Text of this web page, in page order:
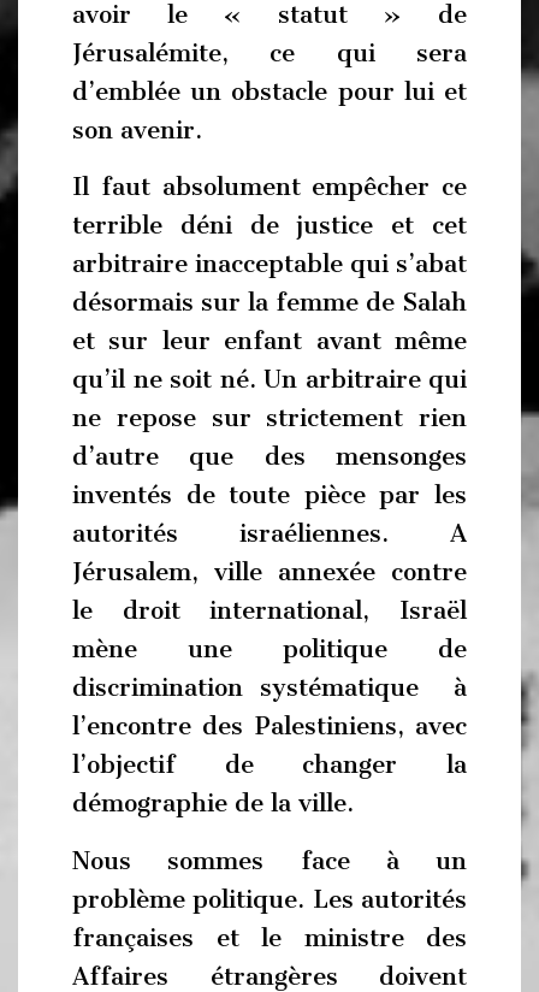
avoir le « statut » de
Jérusalémite, ce qui sera
d’emblée un obstacle pour lui et
son avenir.
Il faut absolument empêcher ce
terrible déni de justice et cet
arbitraire inacceptable qui s’abat
désormais sur la femme de Salah
et sur leur enfant avant même
qu’il ne soit né. Un arbitraire qui
ne repose sur strictement rien
d’autre que des mensonges
inventés de toute pièce par les
autorités israéliennes. A
Jérusalem, ville annexée contre
le droit international, Israël
mène une politique de
discrimination systématique à
l’encontre des Palestiniens, avec
l’objectif de changer la
démographie de la ville.
Nous sommes face à un
problème politique. Les autorités
françaises et le ministre des
Affaires étrangères doivent